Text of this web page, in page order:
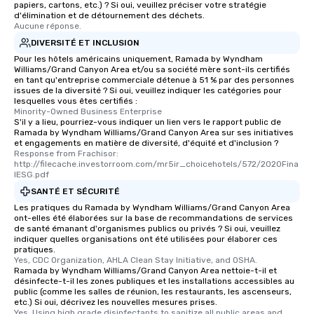
which can be an
as well as an event
for groups that desire
experience, we can
glittering lights of The
Memorable
to gather and dine
are special, from the
last. It’s an
will reminisce about
leave. Location, Location, Location
One of the best
convenient and
papiers, cartons, etc.) ? Si oui, veuillez préciser votre stratégie
d'élimination et de détournement des déchets.
Aucune réponse.
DIVERSITÉ ET INCLUSION
Pour les hôtels américains uniquement, Ramada by Wyndham
Williams/Grand Canyon Area et/ou sa société mère sont-ils certifiés
en tant qu'entreprise commerciale détenue à 51 % par des personnes
issues de la diversité ? Si oui, veuillez indiquer les catégories pour
lesquelles vous êtes certifiés :
Minority-Owned Business Enterprise
S'il y a lieu, pourriez-vous indiquer un lien vers le rapport public de
Ramada by Wyndham Williams/Grand Canyon Area sur ses initiatives
et engagements en matière de diversité, d'équité et d'inclusion ?
Response from Frachisor:
http://filecache.investorroom.com/mr5ir_choicehotels/572/2020Fina
lESG.pdf
SANTÉ ET SÉCURITÉ
Les pratiques du Ramada by Wyndham Williams/Grand Canyon Area
ont-elles été élaborées sur la base de recommandations de services
de santé émanant d'organismes publics ou privés ? Si oui, veuillez
indiquer quelles organisations ont été utilisées pour élaborer ces
pratiques.
Yes, CDC Organization, AHLA Clean Stay Initiative, and OSHA.
Ramada by Wyndham Williams/Grand Canyon Area nettoie-t-il et
désinfecte-t-il les zones publiques et les installations accessibles au
public (comme les salles de réunion, les restaurants, les ascenseurs,
etc.) Si oui, décrivez les nouvelles mesures prises.